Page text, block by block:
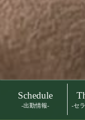
Schedule
-出勤情報- -セ